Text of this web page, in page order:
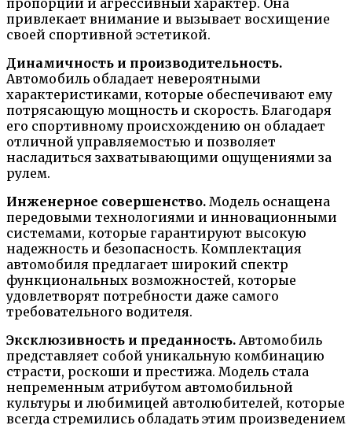
пропорции и агрессивный характер. Она
привлекает внимание и вызывает восхищение
своей спортивной эстетикой.
Динамичность и производительность.
Автомобиль обладает невероятными
характеристиками, которые обеспечивают ему
потрясающую мощность и скорость. Благодаря
его спортивному происхождению он обладает
отличной управляемостью и позволяет
насладиться захватывающими ощущениями за
рулем.
Инженерное совершенство. Модель оснащена
передовыми технологиями и инновационными
системами, которые гарантируют высокую
надежность и безопасность. Комплектация
автомобиля предлагает широкий спектр
функциональных возможностей, которые
удовлетворят потребности даже самого
требовательного водителя.
Эксклюзивность и преданность. Автомобиль
представляет собой уникальную комбинацию
страсти, роскоши и престижа. Модель стала
непременным атрибутом автомобильной
культуры и любимицей автолюбителей, которые
всегда стремились обладать этим произведением